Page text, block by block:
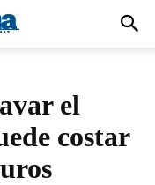
el
costar